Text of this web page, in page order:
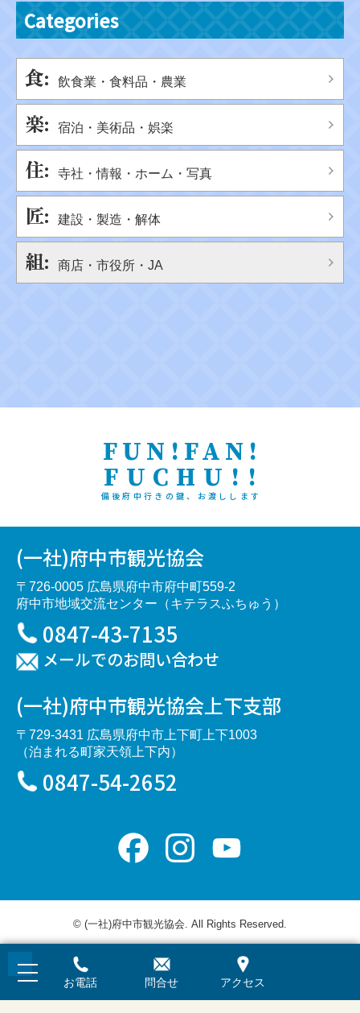
Categories
飲食業・食料品・農業
宿泊・美術品・娯楽
寺社・情報・ホーム・写真
建設・製造・解体
商店・市役所・JA
FUN!FAN!
FUCHU!!
備後府中行きの鍵、お渡しします
(一社)府中市観光協会
〒726-0005 広島県府中市府中町559-2
府中市地域交流センター（キテラスふちゅう）
0847-43-7135
メールでのお問い合わせ
(一社)府中市観光協会上下支部
〒729-3431 広島県府中市上下町上下1003
（泊まれる町家天領上下内）
0847-54-2652
Facebook Instagram
© (一社)府中市観光協会. All Rights Reserved.
お電話 問合せ アクセス